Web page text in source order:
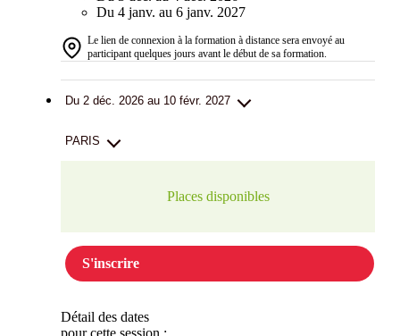
Du 4 janv. au 6 janv. 2027
Le lien de connexion à la formation à distance sera envoyé au
participant quelques jours avant le début de sa formation.
Du 2 déc. 2026 au 10 févr. 2027
PARIS
Places disponibles
S'inscrire
Détail des dates
pour cette session :